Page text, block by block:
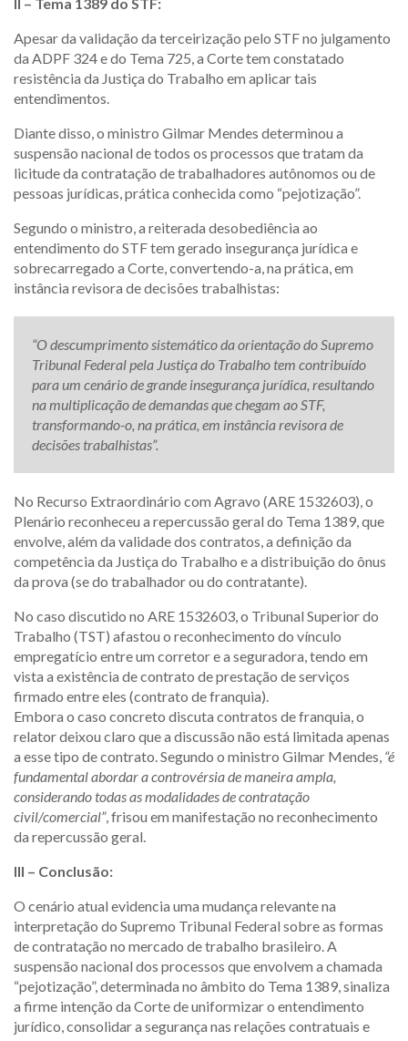
Apesar da validação da terceirização pelo STF no julgamento
da ADPF 324 e do Tema 725, a Corte tem constatado
resistência da Justiça do Trabalho em aplicar tais
entendimentos.
Diante disso, o ministro Gilmar Mendes determinou a
suspensão nacional de todos os processos que tratam da
licitude da contratação de trabalhadores autônomos ou de
pessoas jurídicas, prática conhecida como “pejotização”.
Segundo o ministro, a reiterada desobediência ao
entendimento do STF tem gerado insegurança jurídica e
sobrecarregado a Corte, convertendo-a, na prática, em
instância revisora de decisões trabalhistas:
“O descumprimento sistemático da orientação do Supremo
Tribunal Federal pela Justiça do Trabalho tem contribuído
para um cenário de grande insegurança jurídica, resultando
na multiplicação de demandas que chegam ao STF,
transformando-o, na prática, em instância revisora de
decisões trabalhistas”.
No Recurso Extraordinário com Agravo (ARE 1532603), o
Plenário reconheceu a repercussão geral do Tema 1389, que
envolve, além da validade dos contratos, a definição da
competência da Justiça do Trabalho e a distribuição do ônus
da prova (se do trabalhador ou do contratante).
No caso discutido no ARE 1532603, o Tribunal Superior do
Trabalho (TST) afastou o reconhecimento do vínculo
empregatício entre um corretor e a seguradora, tendo em
vista a existência de contrato de prestação de serviços
firmado entre eles (contrato de franquia).
Embora o caso concreto discuta contratos de franquia, o
relator deixou claro que a discussão não está limitada apenas
a esse tipo de contrato. Segundo o ministro Gilmar Mendes, “é
fundamental abordar a controvérsia de maneira ampla,
considerando todas as modalidades de contratação
civil/comercial”, frisou em manifestação no reconhecimento
da repercussão geral.
III – Conclusão:
O cenário atual evidencia uma mudança relevante na
interpretação do Supremo Tribunal Federal sobre as formas
de contratação no mercado de trabalho brasileiro. A
suspensão nacional dos processos que envolvem a chamada
“pejotização”, determinada no âmbito do Tema 1389, sinaliza
a firme intenção da Corte de uniformizar o entendimento
jurídico, consolidar a segurança nas relações contratuais e